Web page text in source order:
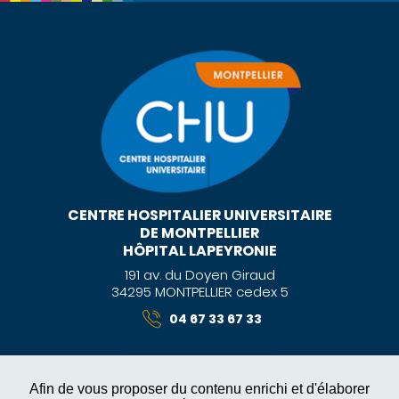
Afin de vous proposer du contenu enrichi et d'élaborer
CENTRE HOSPITALIER UNIVERSITAIRE
DE MONTPELLIER
HÔPITAL LAPEYRONIE
191 av. du Doyen Giraud
34295 MONTPELLIER cedex 5
04 67 33 67 33